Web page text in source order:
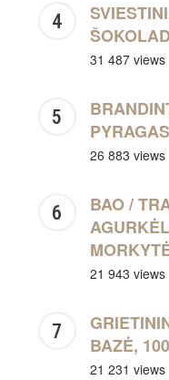
31 487 views
PYRAGAS
26 883 views
BAO /
21 943 views
BAZĖ,
21 231 views